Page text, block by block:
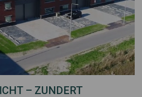
– ZUNDERT